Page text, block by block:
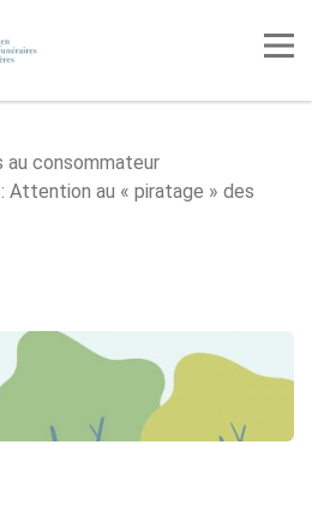
au consommateur
Attention au « piratage » des